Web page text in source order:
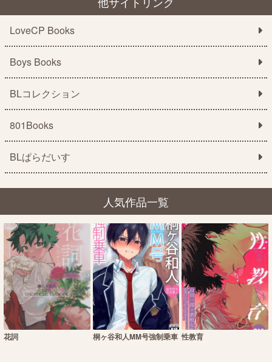
LoveCP Books
Boys Books
BLコレクション
801Books
BLぱらだいす
人気作品一覧
花詞 桐ヶ谷和人MM号強制乗車 性教育